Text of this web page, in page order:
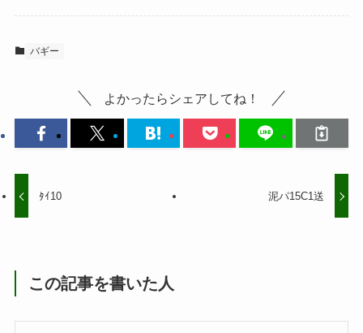
バギー
よかったらシェアしてね！
ﾀｲ10 泥パ15C1送
この記事を書いた人